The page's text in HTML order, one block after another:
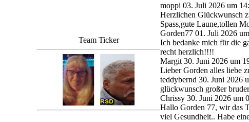
Team Ticker
moppi 03. Juli 2026 um
Herzlichen Glückwunsch
Spass,gute Laune,tollen
Gorden77 01. Juli 2026
Ich bedanke mich für die
recht herzlich!!!!
Margit 30. Juni 2026 um
Lieber Gorden alles liebe
teddybernd 30. Juni 2026
glückwunsch großer
Chrissy 30. Juni 2026 um
Hallo Gorden 77, wir das
viel Gesundheit.. Habe